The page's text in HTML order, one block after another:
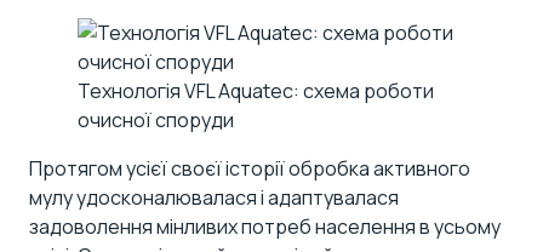
Технологія VFL Aquatec: схема роботи
очисної споруди
Протягом усієї своєї історії обробка активного
мулу удосконалювалася і адаптувалася
задоволення мінливих потреб населення в усьому